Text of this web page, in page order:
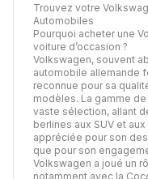
Trouvez votre
Automobiles
Pourquoi acheter une
voiture d’occasion ?
Volkswagen, souvent
automobile allemande
reconnue pour sa
modèles. La gamme
vaste sélection, allant
berlines aux SUV et
appréciée pour son
que pour son
Volkswagen a joué un
notamment avec la